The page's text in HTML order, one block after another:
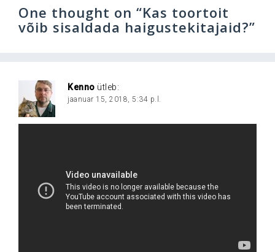
One thought on “Kas toortoit
võib sisaldada haigustekitajaid?”
Kenno ütleb:
jaanuar 15, 2018, 5:34 p.l.